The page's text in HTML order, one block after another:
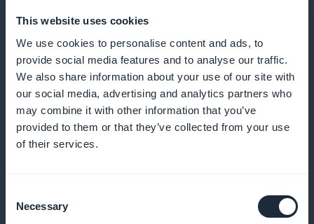
This website uses cookies
We use cookies to personalise content and ads, to
provide social media features and to analyse our traffic.
We also share information about your use of our site with
our social media, advertising and analytics partners who
may combine it with other information that you’ve
provided to them or that they’ve collected from your use
of their services.
Selection
Necessary
ilmoitukset
Lähetä muistutuksia ja ilmoituksia, jotta vähennät
tulematta jättämisiä ja kannustat säännöllisiin
varauksiin
Palkitse uskollisia asiakkaitasi ainutlaatuisilla eduilla
ja palkkioilla